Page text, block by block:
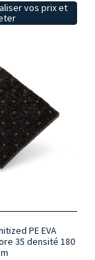
vos prix et
PE EVA
35 densité 180